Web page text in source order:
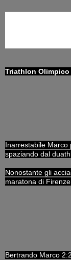
Triathlon Olimpico
Inarrestabile Marco
spaziando dal
Nonostante gli
maratona di
Bertrando Marco